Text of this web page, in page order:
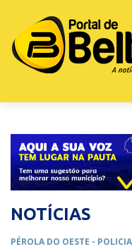
NOTÍCIAS
PÉROLA DO OESTE -